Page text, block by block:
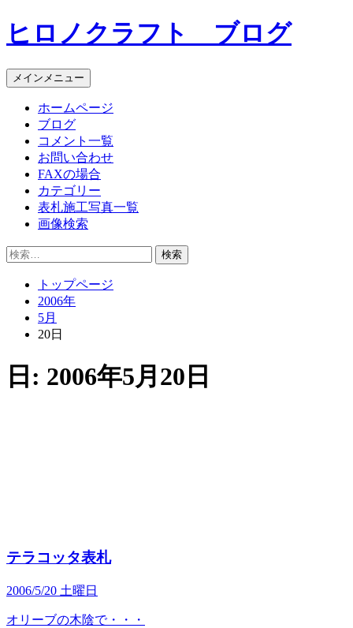
コ
ン
ン
ツ
ヒロノクラフト ブログ
メインメニュー
ホームページ
ブログ
コメント一覧
お問い合わせ
FAXの場合
カテゴリー
表札施工写真一覧
画像検索
検
トップページ
2006年
5月
20日
日: 2006年5月20日
テラコッタ表札
2006/5/20 土曜日
オリーブの木陰で・・・